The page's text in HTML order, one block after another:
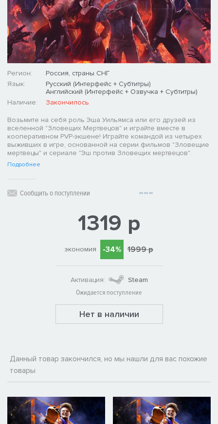
Регион:
Россия, страны СНГ
Язык:
Русский (Интерфейс + Субтитры)
Английский (Интерфейс + Озвучка + Субтитры)
Наличие:
Закончилось
Возьмите на себя роль Эша Уильямса или его друзей из
вселенной "Зловещих Мертвецов" и играйте вместе в
кооперативном PVP-экшене! Играйте командой из четырех
выживших в игре, основанной на серии фильмов "Зловещие
мертвецы" и сериале "Эш против Зловещих мертвецов".
Подробнее
Сообщить о поступлении
1319 р
экономия -34% 1999 р
Активация:
Steam
Ожидается поступление
Нет в наличии
Данный товар закончился, но мы нашли для вас похожие
товары